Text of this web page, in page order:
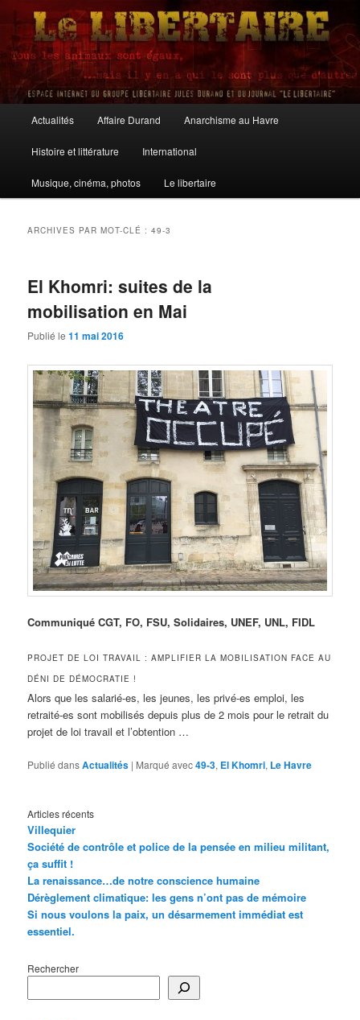
Aller
contenu
principal
Aller
contenu
secondaire
Le Libertaire
principal
Actualités Affaire Durand Anarchisme au Havre
Histoire et littérature International
Musique, cinéma, photos Le libertaire
ARCHIVES PAR MOT-CLÉ :49-3
El Khomri: suites de la
mobilisation en Mai
Publié le11 mai 2016
Communiqué CGT, FO, FSU, Solidaires, UNEF, UNL, FIDL
PROJET DE LOI TRAVAIL : AMPLIFIER LA MOBILISATION FACE AU
DÉNI DE DÉMOCRATIE !
Alors que les salarié-es, les jeunes, les privé-es emploi, les
retraité-es sont mobilisés depuis plus de 2 mois pour le retrait du
projet de loi travail et l’obtention …
Publié dansActualités | Marqué avec49-3, El Khomri, Le Havre
Articles récents
Villequier
Société de contrôle et police de la pensée en milieu militant,
ça suffit !
La renaissance…de notre conscience humaine
Dérèglement climatique: les gens n’ont pas de mémoire
Si nous voulons la paix, un désarmement immédiat est
essentiel.
Rechercher